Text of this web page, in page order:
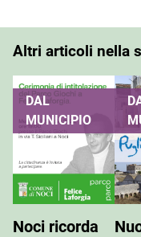
Altri articoli nella
DAL
MUNICIPIO
Noci ricorda